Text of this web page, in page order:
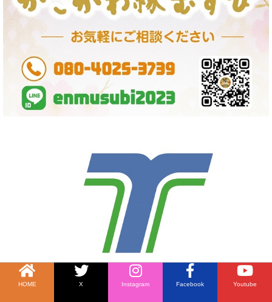
HOME X Instagram Facebook Youtube